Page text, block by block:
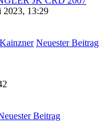
13:29
Neuester Beitrag
Beitrag